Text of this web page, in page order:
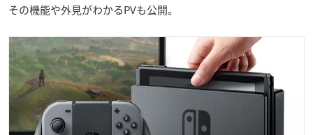
その機能や外見がわかるPVも公開。